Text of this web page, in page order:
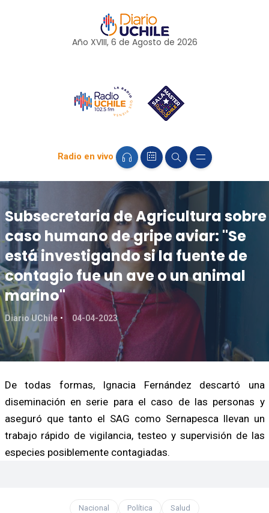
Año XVIII, 6 de Agosto de 2026
Radio en vivo
Subsecretaria de Agricultura sobre
caso humano de gripe aviar: "Se
está investigando si la fuente de
contagio fue un ave o un animal
marino"
Diario UChile 04-04-2023
De todas formas, Ignacia Fernández descartó una
diseminación en serie para el caso de las personas y
aseguró que tanto el SAG como Sernapesca llevan un
trabajo rápido de vigilancia, testeo y supervisión de las
especies posiblemente contagiadas.
Nacional Política Salud